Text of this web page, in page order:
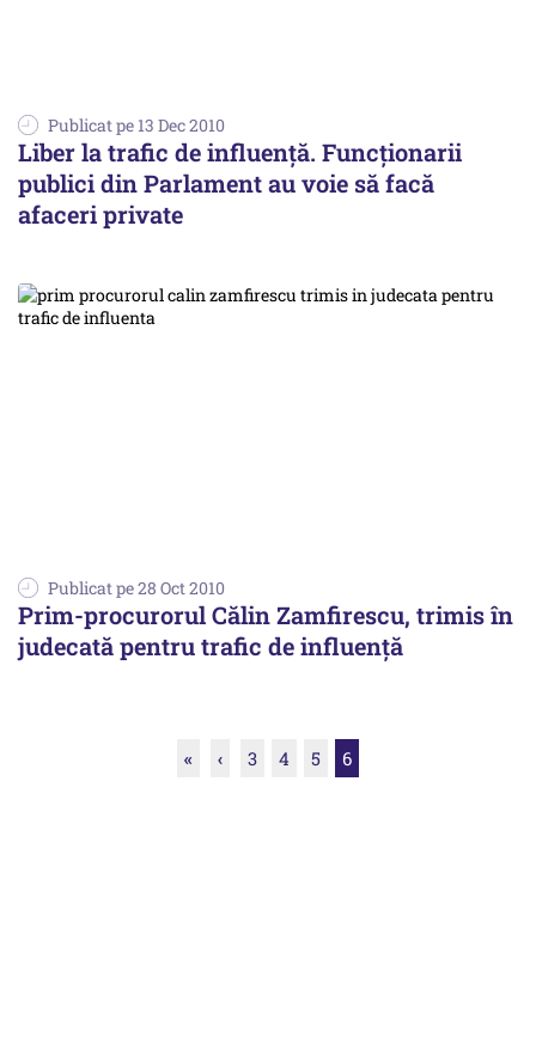
Publicat pe 13 Dec 2010
Liber la trafic de influenţă. Funcţionarii
publici din Parlament au voie să facă
afaceri private
Publicat pe 28 Oct 2010
Prim-procurorul Călin Zamfirescu, trimis în
judecată pentru trafic de influenţă
« ‹ 3 4 5 6